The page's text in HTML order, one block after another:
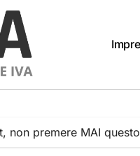
non premere MAI